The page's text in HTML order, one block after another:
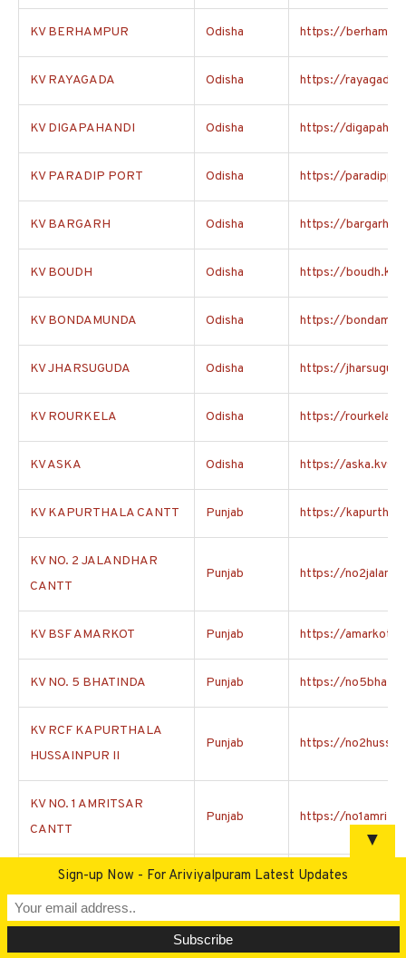
KV BERHAMPUR Odisha https://
KV RAYAGADA Odisha https://
KV DIGAPAHANDI Odisha https://
KV PARADIP PORT Odisha https://
KV BARGARH Odisha https://
KV BOUDH Odisha https://
KV BONDAMUNDA Odisha https://
KV JHARSUGUDA Odisha https://
KV ROURKELA Odisha https://
KV ASKA Odisha https://
KV KAPURTHALA CANTT Punjab https://
KV NO. 2 JALANDHAR
CANTT
Punjab https://
KV BSF AMARKOT Punjab https://
KV NO. 5 BHATINDA Punjab https://
KV RCF KAPURTHALA
HUSSAINPUR II
Punjab https://
KV NO. 1 AMRITSAR
CANTT
Punjab https://
KV BSF JALALABAD Punjab https://
KV No. 1 RCF
HUSSAINPUR
Punjab
▼
Sign-up Now - For Ariviyalpuram Latest Updates